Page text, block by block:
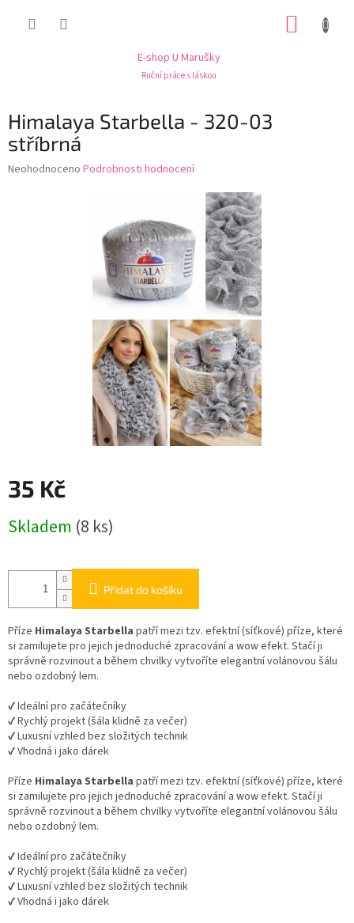
E-shop U Marušky
Ruční práce s láskou
Himalaya Starbella - 320-03
stříbrná
Průměrné
Neohodnoceno Podrobnosti hodnocení
35 Kč
cena:
Skladem (8 ks)
Přidat do košíku
Příze Himalaya Starbella patří mezi tzv. efektní (síťkové) příze, které
si zamilujete pro jejich jednoduché zpracování a wow efekt. Stačí ji
správně rozvinout a během chvilky vytvoříte elegantní volánovou šálu
nebo ozdobný lem.
✔ Ideální pro začátečníky
✔ Rychlý projekt (šála klidně za večer)
✔ Luxusní vzhled bez složitých technik
✔ Vhodná i jako dárek
Příze Himalaya Starbella patří mezi tzv. efektní (síťkové) příze, které
si zamilujete pro jejich jednoduché zpracování a wow efekt. Stačí ji
správně rozvinout a během chvilky vytvoříte elegantní volánovou šálu
nebo ozdobný lem.
✔ Ideální pro začátečníky
✔ Rychlý projekt (šála klidně za večer)
✔ Luxusní vzhled bez složitých technik
✔ Vhodná i jako dárek